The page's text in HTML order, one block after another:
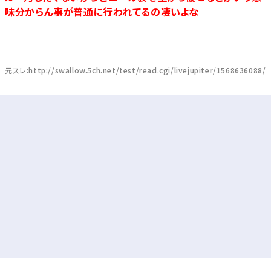
味分からん事が普通に行われてるの凄いよな
元スレ:http://swallow.5ch.net/test/read.cgi/livejupiter/1568636088/